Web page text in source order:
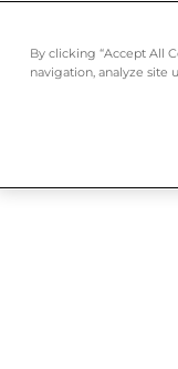
și cimbru
By clicking “Accept All
navigation, analyze site